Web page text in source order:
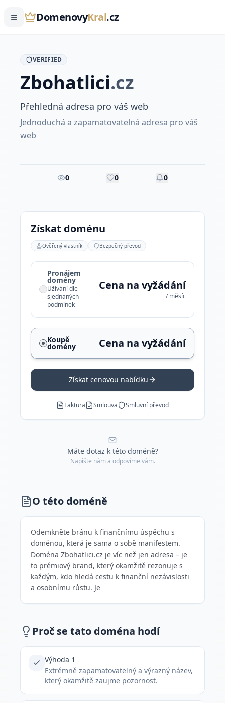
DomenovyKral.cz
VERIFIED
Zbohatlici.cz
Přehledná adresa pro váš web
Jednoduchá a zapamatovatelná adresa pro váš
web
0 0 0
Získat doménu
Ověřený vlastník Bezpečný převod
Pronájem
domény
Užívání dle
sjednaných
podmínek
Cena na vyžádání
/ měsíc
Koupě
domény Cena na vyžádání
Získat cenovou nabídku
Faktura Smlouva Smluvní převod
Máte dotaz k této doméně?
Napište nám a odpovíme vám.
O této doméně
Odemkněte bránu k finančnímu úspěchu s
doménou, která je sama o sobě manifestem.
Doména Zbohatlici.cz je víc než jen adresa – je
to prémiový brand, který okamžitě rezonuje s
každým, kdo hledá cestu k finanční nezávislosti
a osobnímu růstu. Je
Proč se tato doména hodí
Výhoda 1
Extrémně zapamatovatelný a výrazný název,
který okamžitě zaujme pozornost.